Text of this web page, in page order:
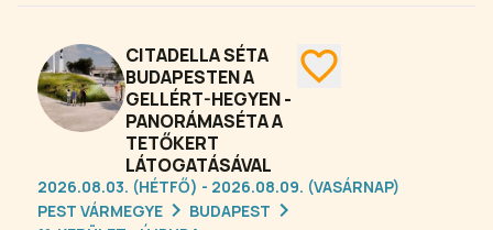
kilátogató érdeklődőket, nézelődni
vágyókat és „kincskeresőket”. Ha
valaki a feleslegessé vált tárgyait
szeretné pénzzé tenni, azt is
megteheti a Budai Zsibvásáron.
CITADELLA SÉTA
BUDAPESTEN A
GELLÉRT-HEGYEN -
PANORÁMASÉTA A
TETŐKERT
LÁTOGATÁSÁVAL
2026.08.03. (HÉTFŐ) - 2026.08.09. (VASÁRNAP)
PEST VÁRMEGYE
BUDAPEST